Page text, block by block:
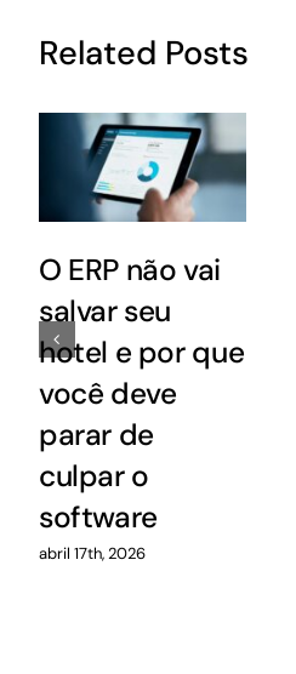
Related Posts
O ERP não vai
salvar seu
hotel e por que
você deve
parar de
culpar o
software
abril 17th, 2026